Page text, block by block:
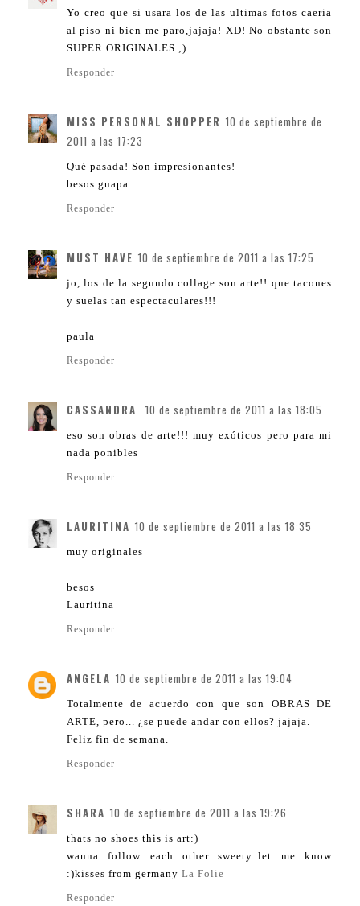
Yo creo que si usara los de las ultimas fotos caeria
al piso ni bien me paro,jajaja! XD! No obstante son
SUPER ORIGINALES ;)
Responder
MISS PERSONAL SHOPPER 10 de septiembre de
2011 a las 17:23
Qué pasada! Son impresionantes!
besos guapa
Responder
MUST HAVE 10 de septiembre de 2011 a las 17:25
jo, los de la segundo collage son arte!! que tacones
y suelas tan espectaculares!!!
paula
Responder
CASSANDRA 10 de septiembre de 2011 a las 18:05
eso son obras de arte!!! muy exóticos pero para mi
nada ponibles
Responder
LAURITINA 10 de septiembre de 2011 a las 18:35
muy originales
besos
Lauritina
Responder
ANGELA 10 de septiembre de 2011 a las 19:04
Totalmente de acuerdo con que son OBRAS DE
ARTE, pero... ¿se puede andar con ellos? jajaja.
Feliz fin de semana.
Responder
SHARA 10 de septiembre de 2011 a las 19:26
thats no shoes this is art:)
wanna follow each other sweety..let me know
:)kisses from germany La Folie
Responder